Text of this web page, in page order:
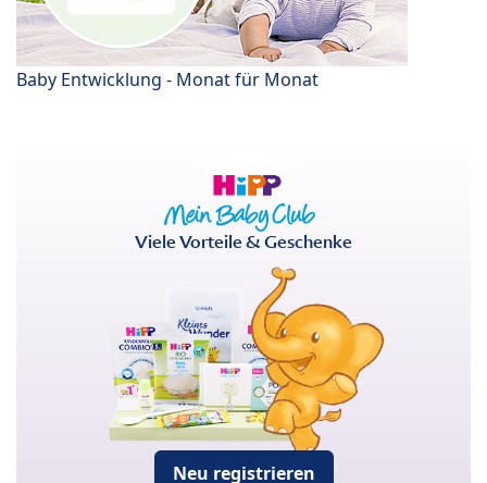
Baby Entwicklung - Monat für Monat
Viele Vorteile & Geschenke
Neu registrieren